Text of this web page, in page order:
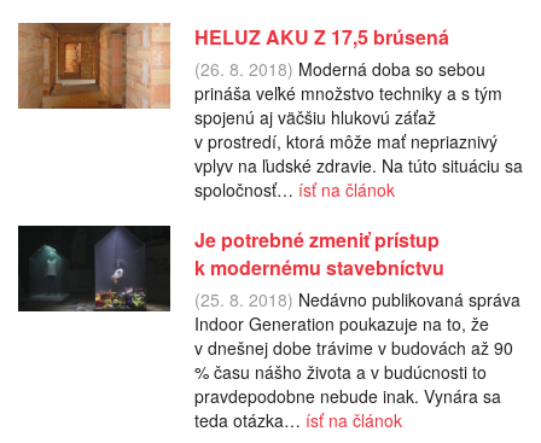
HELUZ AKU Z 17,5 brúsená
(26. 8. 2018) Moderná doba so sebou
prináša veľké množstvo techniky a s tým
spojenú aj väčšiu hlukovú záťaž
v prostredí, ktorá môže mať nepriaznivý
vplyv na ľudské zdravie. Na túto situáciu sa
spoločnosť… ísť na článok
Je potrebné zmeniť prístup
k modernému stavebníctvu
(25. 8. 2018) Nedávno publikovaná správa
Indoor Generation poukazuje na to, že
v dnešnej dobe trávime v budovách až 90
% času nášho života a v budúcnosti to
pravdepodobne nebude inak. Vynára sa
teda otázka… ísť na článok